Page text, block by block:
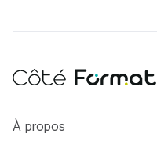
Côté Formations
À propos